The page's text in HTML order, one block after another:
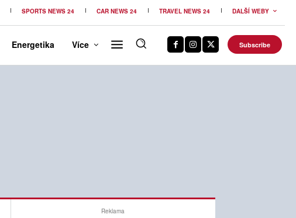
SPORTS NEWS 24 CAR NEWS 24 TRAVEL NEWS 24 DALŠÍ WEBY
Energetika Více Subscribe
Reklama